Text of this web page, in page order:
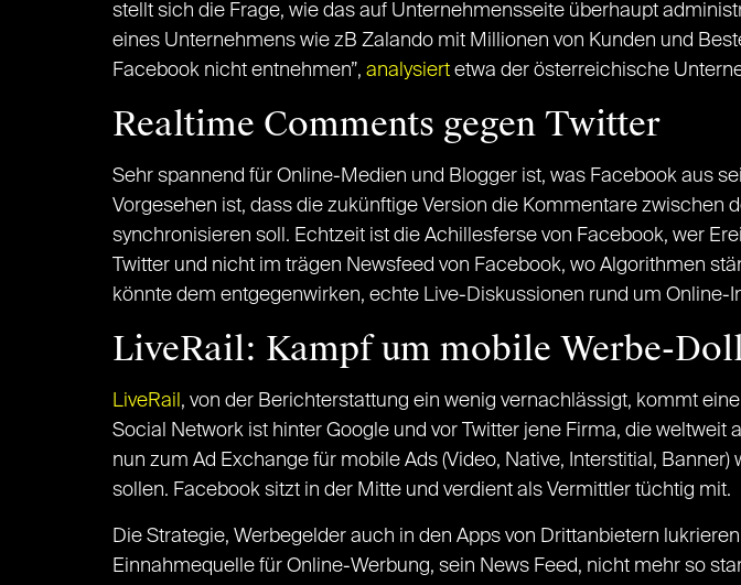
stellt sich die Frage, wie das auf Unternehmensseite überhaupt
eines Unternehmens wie zB Zalando mit Millionen von Kunden und
Facebook nicht entnehmen”, analysiert etwa der österreichische
Realtime Comments gegen Twitter
Sehr spannend für Online-Medien und Blogger ist, was Facebook aus
Vorgesehen ist, dass die zukünftige Version die Kommentare
synchronisieren soll. Echtzeit ist die Achillesferse von Facebook, wer
Twitter und nicht im trägen Newsfeed von Facebook, wo Algorithmen
könnte dem entgegenwirken, echte Live-Diskussionen rund um Online-
LiveRail: Kampf um mobile Werbe-
LiveRail , von der Berichterstattung ein wenig vernachlässigt, kommt
Social Network ist hinter Google und vor Twitter jene Firma, die
nun zum Ad Exchange für mobile Ads (Video, Native, Interstitial,
sollen. Facebook sitzt in der Mitte und verdient als Vermittler tüchtig mit.
Die Strategie, Werbegelder auch in den Apps von Drittanbietern
Einnahmequelle für Online-Werbung, sein News Feed, nicht mehr so